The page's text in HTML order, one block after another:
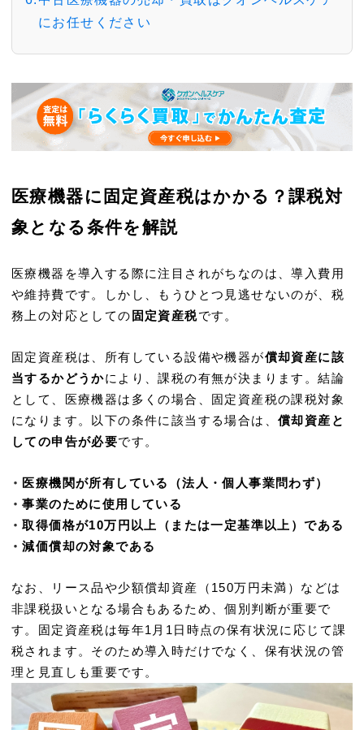
にお任せください
医療機器に固定資産税はかかる？課税対
象となる条件を解説
医療機器を導入する際に注目されがちなのは、導入費用
や維持費です。しかし、もうひとつ見逃せないのが、税
務上の対応としての 固定資産税です。
固定資産税は、所有している設備や機器が償却資産に該
当するかどうかにより、課税の有無が決まります。結論
として、医療機器は多くの場合、固定資産税の課税対象
になります。以下の条件に該当する場合は、 償却資産と
しての申告が必要です。
・ 医療機関が所有している（法人・個人事業問わず）
・事業のために使用している
・取得価格が10万円以上（または一定基準以上）である
・減価償却の対象である
なお、リース品や少額償却資産（150万円未満）などは
非課税扱いとなる場合もあるため、個別判断が重要で
す。固定資産税は毎年1月1日時点の保有状況に応じて課
税されます。そのため導入時だけでなく、保有状況の管
理と見直しも重要です。